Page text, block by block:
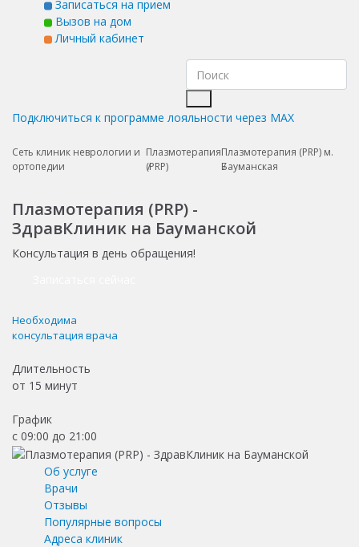
Записаться на прием
Вызов на дом
Личный кабинет
Подключиться к программе лояльности через MAX
Сеть клиник неврологии и
ортопедии
Плазмотерапия
(PRP)
Плазмотерапия (PRP) м.
Бауманская
Плазмотерапия (PRP) -
ЗдравКлиник на Бауманской
Консультация в день обращения!
Необходима
консультация врача
Длительность
от 15 минут
График
с 09:00 до 21:00
Об услуге
Врачи
Отзывы
Популярные вопросы
Адреса клиник